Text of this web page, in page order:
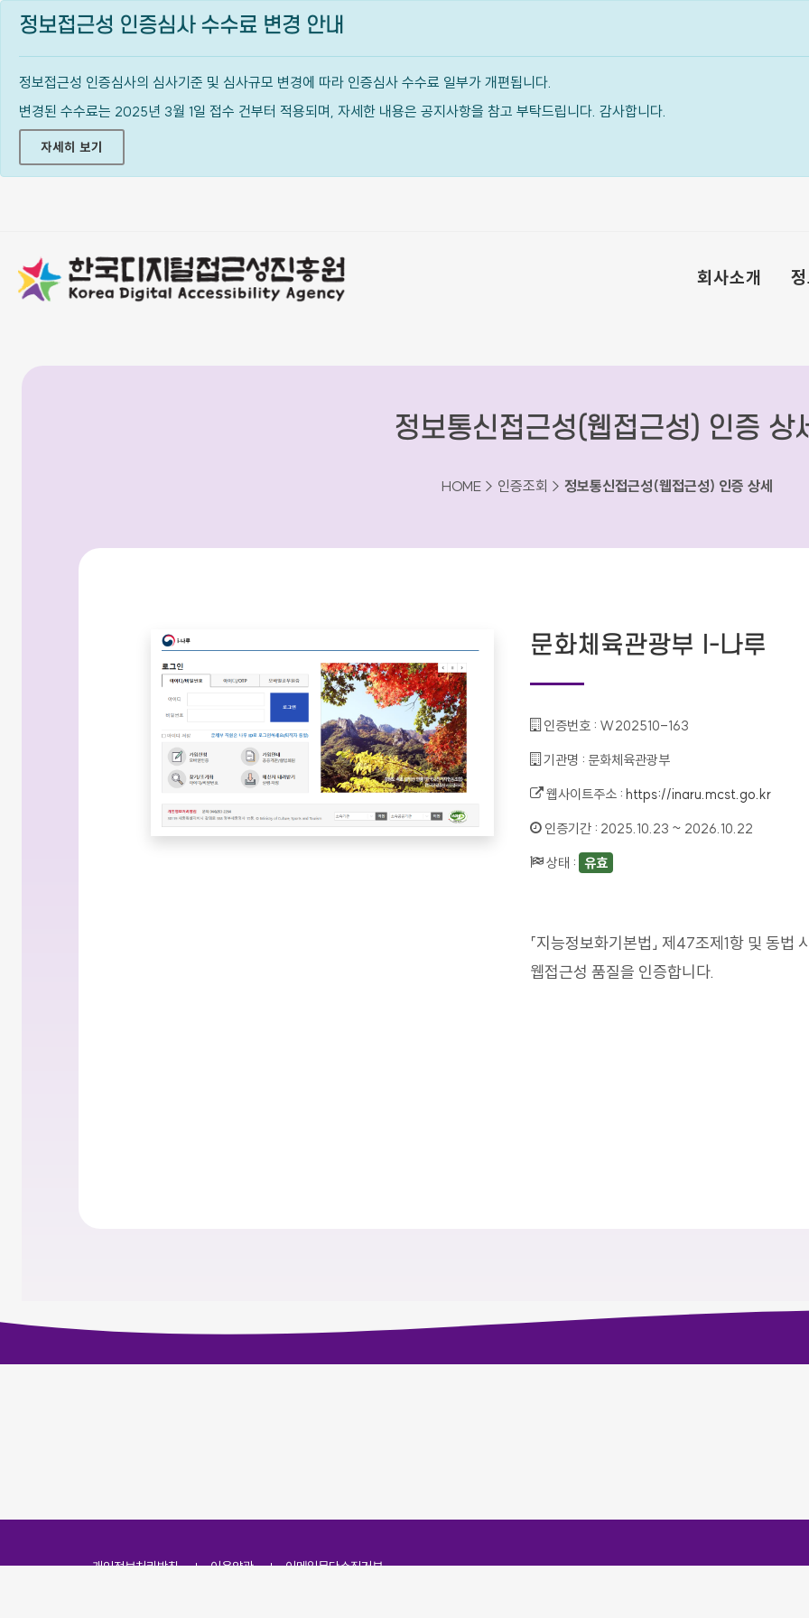
정보접근성 인증심사 수수료 변경 안내
정보접근성 인증심사의 심사기준 및 심사규모 변경에 따라 인증심사 수수료 일부가 개편됩니다.
변경된 수수료는 2025년 3월 1일 접수 건부터 적용되며, 자세한 내용은 공지사항을 참고 부탁드립니다. 감사합니다.
자세히 보기
회사소개
정보통신접근성(웹접근성) 인증 상
HOME > 인증조회 > 정보통신접근성(웹접근성) 인증 상세
문화체육관광부 I-나루
인증번호 : W202510-163
기관명 : 문화체육관광부
웹사이트주소 :https://inaru.mcst.go.kr
인증기간 : 2025.10.23 ~ 2026.10.22
상태 : 유효
「지능정보화기본법」 제47조제1항 및 동
웹접근성 품질을 인증합니다.
개인정보처리방침 이용약관 이메일무단수집거부